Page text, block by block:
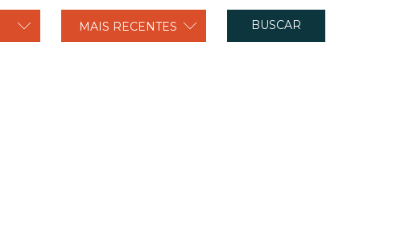
MAIS RECENTES BUSCAR